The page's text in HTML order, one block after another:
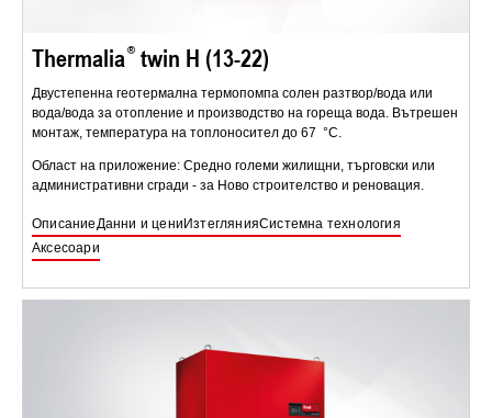
Thermalia twin H (13-22)
Двустепенна геотермална термопомпа солен разтвор/вода или
вода/вода за отопление и производство на гореща вода. Вътрешен
монтаж, температура на топлоносител до 67 °C.
Област на приложение: Средно големи жилищни, търговски или
административни сгради - за Ново строителство и реновация.
ОписаниеДанни и цени ИзтеглянияСистемна технология
Аксесоари